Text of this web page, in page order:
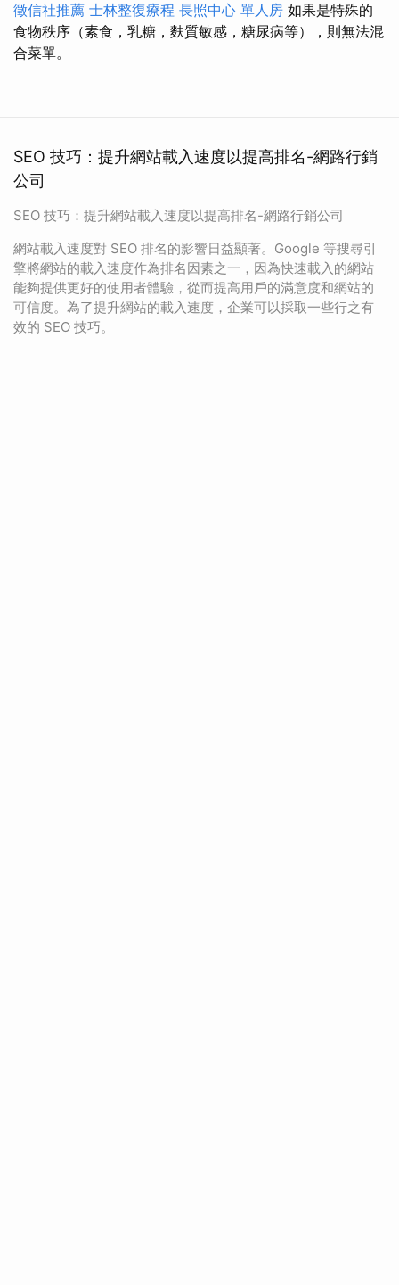
徵信社推薦 士林整復療程 長照中心 單人房 如果是特殊的
食物秩序（素食，乳糖，麩質敏感，糖尿病等），則無法混
合菜單。
SEO 技巧：提升網站載入速度以提高排名-網路行銷
公司
SEO 技巧：提升網站載入速度以提高排名-網路行銷公司
網站載入速度對 SEO 排名的影響日益顯著。Google 等搜尋引
擎將網站的載入速度作為排名因素之一，因為快速載入的網站
能夠提供更好的使用者體驗，從而提高用戶的滿意度和網站的
可信度。為了提升網站的載入速度，企業可以採取一些行之有
效的 SEO 技巧。